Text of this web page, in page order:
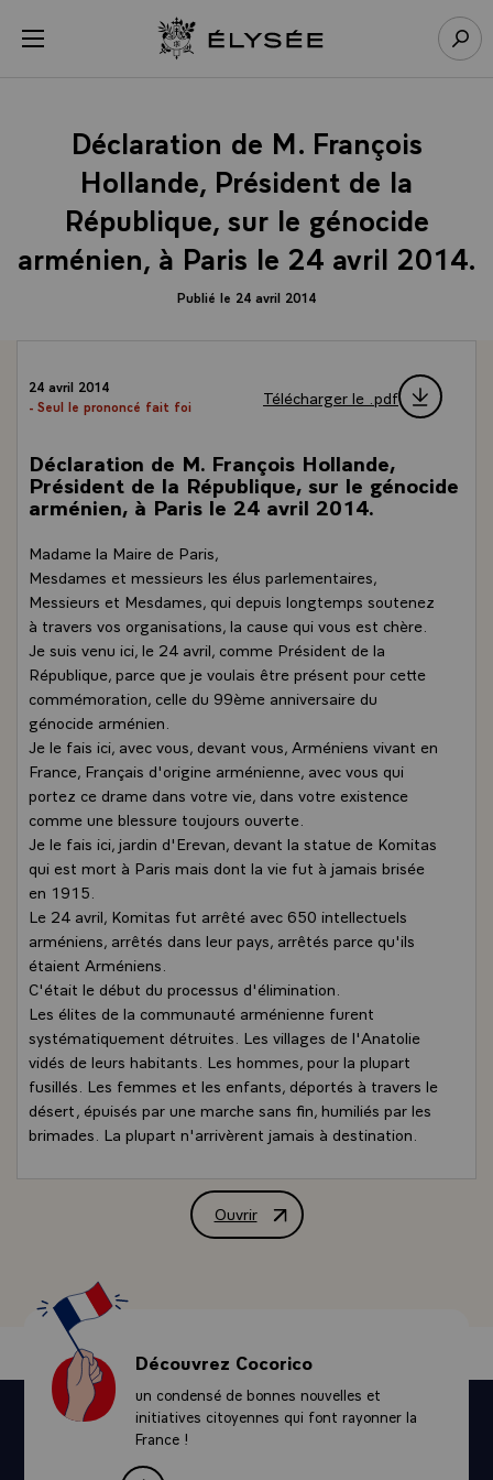
menu Retour à l’accueil Élysée
Déclaration de M. François
Hollande, Président de la
République, sur le génocide
arménien, à Paris le 24 avril 2014.
Publié le 24 avril 2014
24 avril 2014
- Seul le prononcé fait foi
Télécharger le .pdf
Déclaration de M. François Hollande,
Président de la République, sur le génocide
arménien, à Paris le 24 avril 2014.
Madame la Maire de Paris,
Mesdames et messieurs les élus parlementaires,
Messieurs et Mesdames, qui depuis longtemps soutenez
à travers vos organisations, la cause qui vous est chère.
Je suis venu ici, le 24 avril, comme Président de la
République, parce que je voulais être présent pour cette
commémoration, celle du 99ème anniversaire du
génocide arménien.
Je le fais ici, avec vous, devant vous, Arméniens vivant en
France, Français d'origine arménienne, avec vous qui
portez ce drame dans votre vie, dans votre existence
comme une blessure toujours ouverte.
Je le fais ici, jardin d'Erevan, devant la statue de Komitas
qui est mort à Paris mais dont la vie fut à jamais brisée
en 1915.
Le 24 avril, Komitas fut arrêté avec 650 intellectuels
arméniens, arrêtés dans leur pays, arrêtés parce qu'ils
étaient Arméniens.
C'était le début du processus d'élimination.
Les élites de la communauté arménienne furent
systématiquement détruites. Les villages de l'Anatolie
vidés de leurs habitants. Les hommes, pour la plupart
fusillés. Les femmes et les enfants, déportés à travers le
désert, épuisés par une marche sans fin, humiliés par les
brimades. La plupart n'arrivèrent jamais à destination.
et sont devenus Français, sans jamais rien oublier de leurs
origines, de leur parcours et de la mémoire qui les lie à
Un million et demi de morts. Des centaines de milliers
d'Arméniens chassés de Turquie.
Cette tragédie porte un nom, un seul nom : c'est le
génocide. Il n'y en a pas d'autre.
C'est la raison pour laquelle, la République française l'a
officiellement reconnu, par la loi du 29 janvier 2001, une
loi à laquelle, à l'époque député, j'ai pris part. Une loi qui
fut adoptée par l'ensemble des familles politiques de la
République, parce que la France, même quand elle se
Ouvrir
Déclaration de M. François Hollande,
Découvrez Cocorico
un condensé de bonnes nouvelles et
initiatives citoyennes qui font rayonner la
France !
Panneau de gestion des cookies